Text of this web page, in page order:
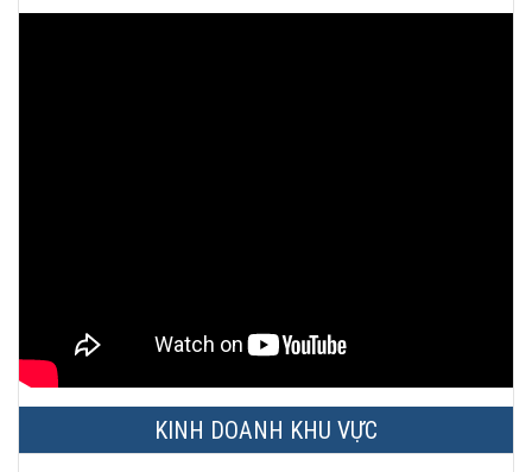
KINH DOANH KHU VỰC